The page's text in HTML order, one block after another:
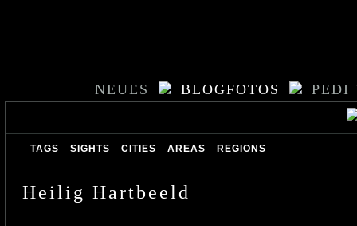
NEUES BLOGFOTOS PEDI
TAGS SIGHTS CITIES AREAS REGIONS
Heilig Hartbeeld